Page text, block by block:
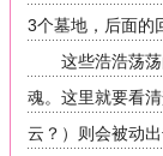
3个墓地，后面的
这些浩浩荡
魂。这里就要看
云？）则会被动